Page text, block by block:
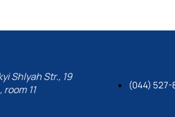
Shlyah Str., 19
11
(044) 527-